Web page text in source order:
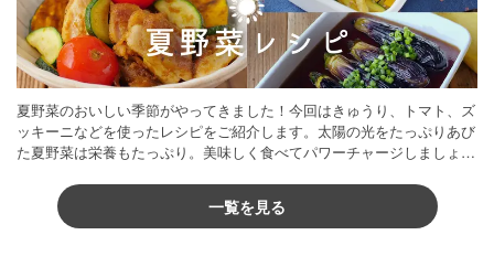
夏野菜のおいしい季節がやってきました！今回はきゅうり、トマト、ズ
ッキーニなどを使ったレシピをご紹介します。太陽の光をたっぷりあび
た夏野菜は栄養もたっぷり。美味しく食べてパワーチャージしましょう
一覧を見る